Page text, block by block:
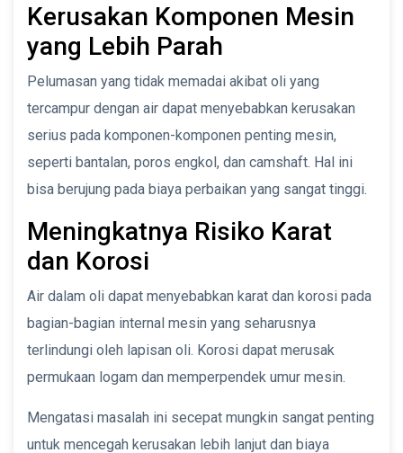
Kerusakan Komponen Mesin
yang Lebih Parah
Pelumasan yang tidak memadai akibat oli yang
tercampur dengan air dapat menyebabkan kerusakan
serius pada komponen-komponen penting mesin,
seperti bantalan, poros engkol, dan camshaft. Hal ini
bisa berujung pada biaya perbaikan yang sangat tinggi.
Meningkatnya Risiko Karat
dan Korosi
Air dalam oli dapat menyebabkan karat dan korosi pada
bagian-bagian internal mesin yang seharusnya
terlindungi oleh lapisan oli. Korosi dapat merusak
permukaan logam dan memperpendek umur mesin.
Mengatasi masalah ini secepat mungkin sangat penting
untuk mencegah kerusakan lebih lanjut dan biaya